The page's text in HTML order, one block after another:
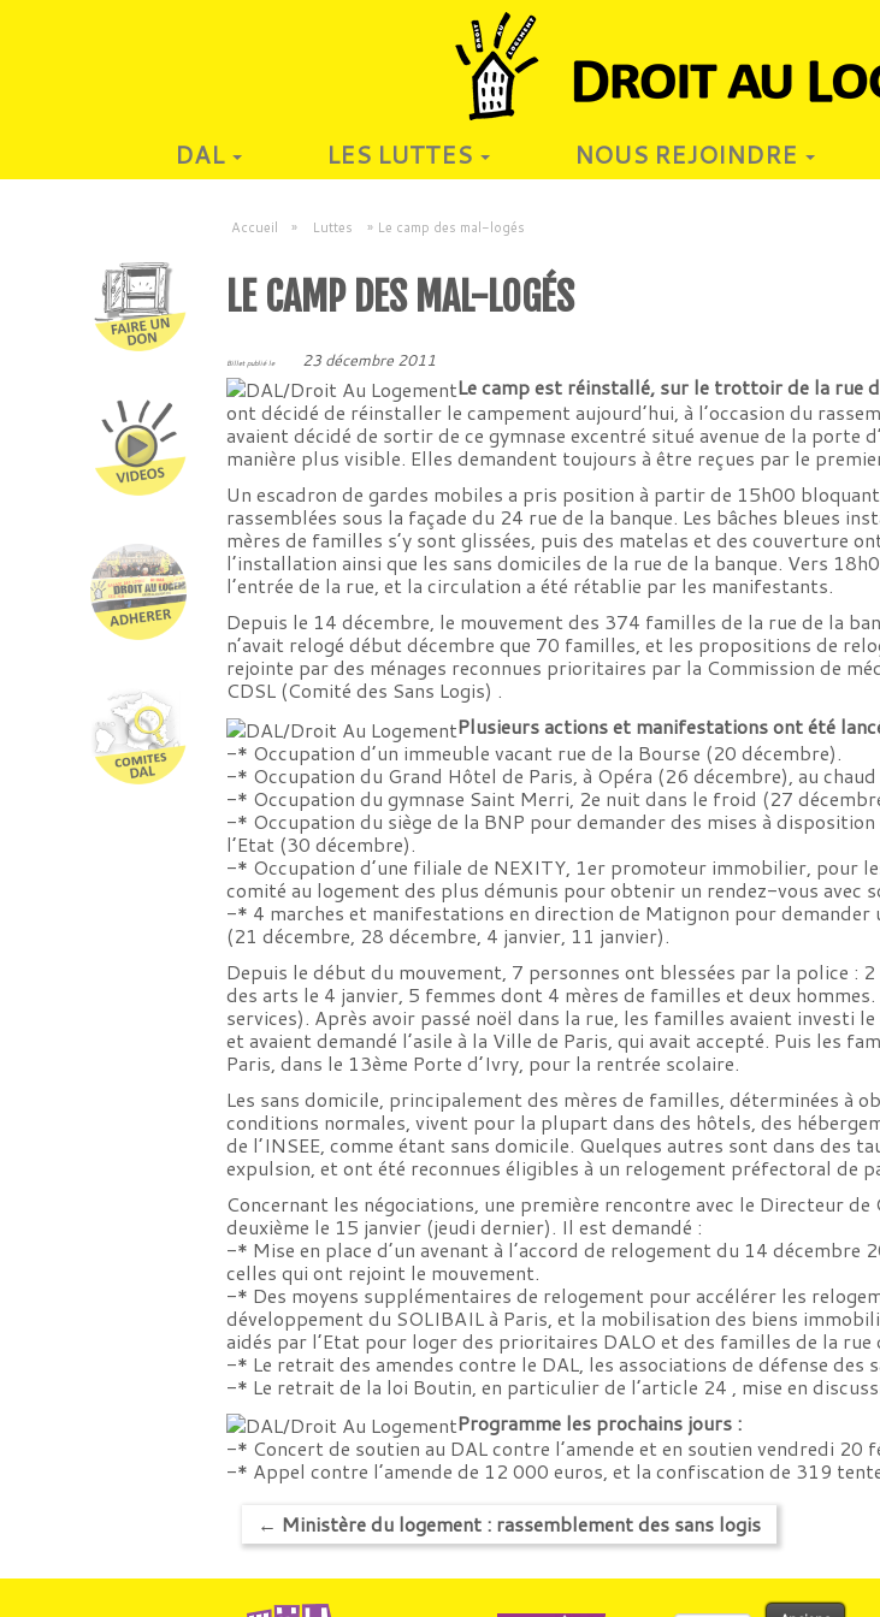
DAL LES LUTTES NOUS REJOINDRE
Accueil » Luttes » Le camp des mal-logés
LE CAMP DES MAL-LOGÉS
Billet publié le 23 décembre 2011
Le camp est réinstallé, sur le trottoir de la rue
ont décidé de réinstaller le campement aujourd’hui, à l’occasion du
avaient décidé de sortir de ce gymnase excentré situé avenue de la
manière plus visible. Elles demandent toujours à être reçues par le
Un escadron de gardes mobiles a pris position à partir de 15h00
rassemblées sous la façade du 24 rue de la banque. Les bâches bleues
mères de familles s’y sont glissées, puis des matelas et des couverture
l’installation ainsi que les sans domiciles de la rue de la banque. Vers
l’entrée de la rue, et la circulation a été rétablie par les manifestants.
Depuis le 14 décembre, le mouvement des 374 familles de la rue de la
n’avait relogé début décembre que 70 familles, et les propositions de
rejointe par des ménages reconnues prioritaires par la Commission de
CDSL (Comité des Sans Logis) .
Plusieurs actions et manifestations ont été
-* Occupation d’un immeuble vacant rue de la Bourse (20 décembre).
-* Occupation du Grand Hôtel de Paris, à Opéra (26 décembre), au chaud
-* Occupation du gymnase Saint Merri, 2e nuit dans le froid (27
-* Occupation du siège de la BNP pour demander des mises à
l’Etat (30 décembre).
-* Occupation d’une filiale de NEXITY, 1er promoteur immobilier, pour
comité au logement des plus démunis pour obtenir un rendez-vous avec
-* 4 marches et manifestations en direction de Matignon pour
(21 décembre, 28 décembre, 4 janvier, 11 janvier).
Depuis le début du mouvement, 7 personnes ont blessées par la police
des arts le 4 janvier, 5 femmes dont 4 mères de familles et deux
services). Après avoir passé noël dans la rue, les familles avaient investi
et avaient demandé l’asile à la Ville de Paris, qui avait accepté. Puis les
Paris, dans le 13ème Porte d’Ivry, pour la rentrée scolaire.
Les sans domicile, principalement des mères de familles, déterminées à
conditions normales, vivent pour la plupart dans des hôtels, des
de l’INSEE, comme étant sans domicile. Quelques autres sont dans des
expulsion, et ont été reconnues éligibles à un relogement préfectoral de
Concernant les négociations, une première rencontre avec le Directeur
deuxième le 15 janvier (jeudi dernier). Il est demandé :
-* Mise en place d’un avenant à l’accord de relogement du 14
celles qui ont rejoint le mouvement.
-* Des moyens supplémentaires de relogement pour accélérer les
développement du SOLIBAIL à Paris, et la mobilisation des biens
aidés par l’Etat pour loger des prioritaires DALO et des familles de la rue
-* Le retrait des amendes contre le DAL, les associations de défense des
-* Le retrait de la loi Boutin, en particulier de l’article 24 , mise en
Programme les prochains jours :
-* Concert de soutien au DAL contre l’amende et en soutien vendredi 20
-* Appel contre l’amende de 12 000 euros, et la confiscation de 319
← Ministère du logement : rassemblement des sans logis